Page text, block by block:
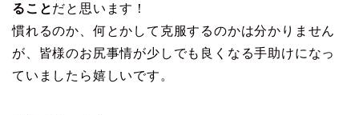
ることだと思います！
慣れるのか、何とかして克服するのかは分かりません
が、皆様のお尻事情が少しでも良くなる手助けになっ
ていましたら嬉しいです。